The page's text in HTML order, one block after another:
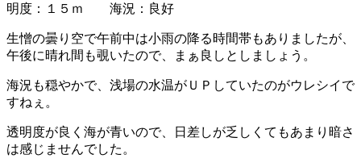
明度：１５ｍ 海況：良好
生憎の曇り空で午前中は小雨の降る時間帯もありましたが、
午後に晴れ間も覗いたので、まぁ良しとしましょう。
海況も穏やかで、浅場の水温がＵＰしていたのがウレシイで
すねぇ。
透明度が良く海が青いので、日差しが乏しくてもあまり暗さ
は感じませんでした。